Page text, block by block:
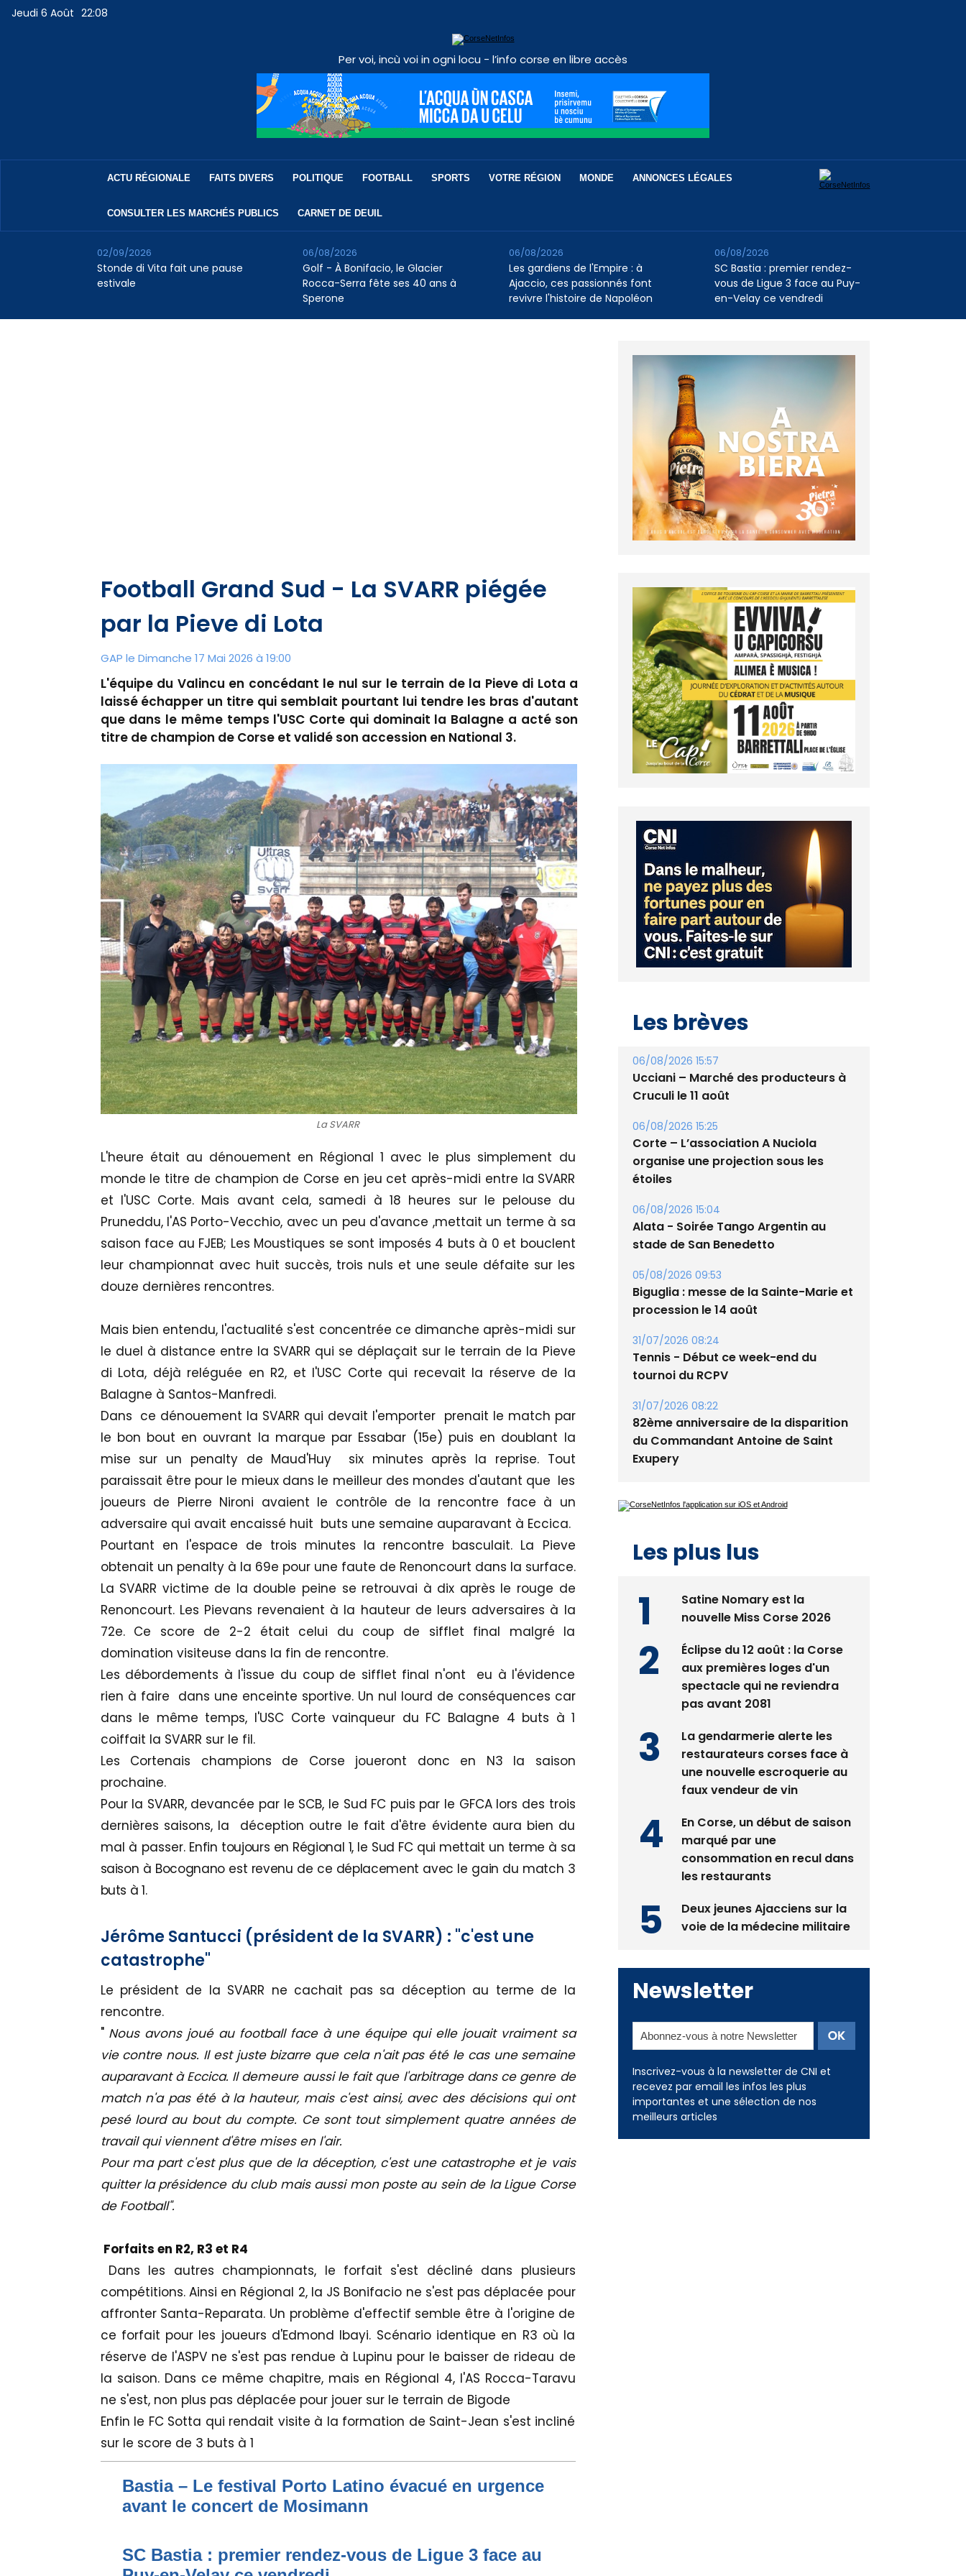
Jeudi 6 Août 22:08
Per voi, incù voi in ogni locu - l’info corse en libre accès
ACTU RÉGIONALE FAITS DIVERS POLITIQUE FOOTBALL SPORTS VOTRE RÉGION MONDE ANNONCES LÉGALES
CONSULTER LES MARCHÉS PUBLICS CARNET DE DEUIL
Stonde di Vita fait une pause
estivale
02/09/2026
Golf - À Bonifacio, le Glacier
Rocca-Serra fête ses 40 ans à
Sperone
06/08/2026
Les gardiens de l'Empire : à
Ajaccio, ces passionnés font
revivre l'histoire de Napoléon
06/08/2026
SC Bastia : premier rendez-
vous de Ligue 3 face au Puy-
en-Velay ce vendredi
06/08/2026
Football Grand Sud - La SVARR piégée
par la Pieve di Lota
GAP le Dimanche 17 Mai 2026 à 19:00
L'équipe du Valincu en concédant le nul sur le terrain de la Pieve di Lota a
laissé échapper un titre qui semblait pourtant lui tendre les bras d'autant
que dans le même temps l'USC Corte qui dominait la Balagne a acté son
titre de champion de Corse et validé son accession en National 3.
La SVARR
L'heure était au dénouement en Régional 1 avec le plus simplement du
monde le titre de champion de Corse en jeu cet après-midi entre la SVARR
et l'USC Corte. Mais avant cela, samedi à 18 heures sur le pelouse du
Pruneddu, l'AS Porto-Vecchio, avec un peu d'avance ,mettait un terme à sa
saison face au FJEB; Les Moustiques se sont imposés 4 buts à 0 et bouclent
leur championnat avec huit succès, trois nuls et une seule défaite sur les
douze dernières rencontres.
Mais bien entendu, l'actualité s'est concentrée ce dimanche après-midi sur
le duel à distance entre la SVARR qui se déplaçait sur le terrain de la Pieve
di Lota, déjà reléguée en R2, et l'USC Corte qui recevait la réserve de la
Balagne à Santos-Manfredi.
Dans ce dénouement la SVARR qui devait l'emporter prenait le match par
le bon bout en ouvrant la marque par Essabar (15e) puis en doublant la
mise sur un penalty de Maud'Huy six minutes après la reprise. Tout
paraissait être pour le mieux dans le meilleur des mondes d'autant que les
joueurs de Pierre Nironi avaient le contrôle de la rencontre face à un
adversaire qui avait encaissé huit buts une semaine auparavant à Eccica.
Pourtant en l'espace de trois minutes la rencontre basculait. La Pieve
obtenait un penalty à la 69e pour une faute de Renoncourt dans la surface.
La SVARR victime de la double peine se retrouvai à dix après le rouge de
Renoncourt. Les Pievans revenaient à la hauteur de leurs adversaires à la
72e. Ce score de 2-2 était celui du coup de sifflet final malgré la
domination visiteuse dans la fin de rencontre.
Les débordements à l'issue du coup de sifflet final n'ont eu à l'évidence
rien à faire dans une enceinte sportive. Un nul lourd de conséquences car
dans le même temps, l'USC Corte vainqueur du FC Balagne 4 buts à 1
coiffait la SVARR sur le fil.
Les Cortenais champions de Corse joueront donc en N3 la saison
prochaine.
Pour la SVARR, devancée par le SCB, le Sud FC puis par le GFCA lors des trois
dernières saisons, la déception outre le fait d'être évidente aura bien du
mal à passer. Enfin toujours en Régional 1, le Sud FC qui mettait un terme à sa
saison à Bocognano est revenu de ce déplacement avec le gain du match 3
buts à 1.
Jérôme Santucci (président de la SVARR) : "c'est une
catastrophe"
Le président de la SVARR ne cachait pas sa déception au terme de la
rencontre.
"Nous avons joué au football face à une équipe qui elle jouait vraiment sa
vie contre nous. Il est juste bizarre que cela n'ait pas été le cas une semaine
auparavant à Eccica. Il demeure aussi le fait que l'arbitrage dans ce genre de
match n'a pas été à la hauteur, mais c'est ainsi, avec des décisions qui ont
pesé lourd au bout du compte. Ce sont tout simplement quatre années de
travail qui viennent d'être mises en l'air.
Pour ma part c'est plus que de la déception, c'est une catastrophe et je vais
quitter la présidence du club mais aussi mon poste au sein de la Ligue Corse
de Football".
Forfaits en R2, R3 et R4
Dans les autres championnats, le forfait s'est décliné dans plusieurs
compétitions. Ainsi en Régional 2, la JS Bonifacio ne s'est pas déplacée pour
affronter Santa-Reparata. Un problème d'effectif semble être à l'origine de
ce forfait pour les joueurs d'Edmond Ibayi. Scénario identique en R3 où la
réserve de l'ASPV ne s'est pas rendue à Lupinu pour le baisser de rideau de
la saison. Dans ce même chapitre, mais en Régional 4, l'AS Rocca-Taravu
ne s'est, non plus pas déplacée pour jouer sur le terrain de Bigode
Enfin le FC Sotta qui rendait visite à la formation de Saint-Jean s'est incliné
sur le score de 3 buts à 1
Bastia – Le festival Porto Latino évacué en urgence
avant le concert de Mosimann
SC Bastia : premier rendez-vous de Ligue 3 face au
Les brèves
06/08/2026 15:57
Ucciani – Marché des producteurs à
Cruculi le 11 août
06/08/2026 15:25
Corte – L’association A Nuciola
organise une projection sous les
étoiles
06/08/2026 15:04
Alata - Soirée Tango Argentin au
stade de San Benedetto
05/08/2026 09:53
Biguglia : messe de la Sainte-Marie et
procession le 14 août
31/07/2026 08:24
Tennis - Début ce week-end du
tournoi du RCPV
31/07/2026 08:22
82ème anniversaire de la disparition
du Commandant Antoine de Saint
Exupery
Les plus lus
Satine Nomary est la
nouvelle Miss Corse 2026
Éclipse du 12 août : la Corse
aux premières loges d'un
spectacle qui ne reviendra
pas avant 2081
La gendarmerie alerte les
restaurateurs corses face à
une nouvelle escroquerie au
faux vendeur de vin
En Corse, un début de saison
marqué par une
consommation en recul dans
les restaurants
Deux jeunes Ajacciens sur la
voie de la médecine militaire
Newsletter
Inscrivez-vous à la newsletter de CNI et
recevez par email les infos les plus
importantes et une sélection de nos
meilleurs articles